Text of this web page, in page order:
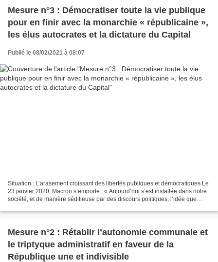
Mesure n°3 : Démocratiser toute la vie publique
pour en finir avec la monarchie « républicaine »,
les élus autocrates et la dictature du Capital
Publié le 08/02/2021 à 08:07
Situation : L’arasement croissant des libertés publiques et démocratiques Le
23 janvier 2020, Macron s’emporte : « Aujourd’hui s’est installée dans notre
société, et de manière séditieuse par des discours politiques, l’idée que
Mesure n°2 : Rétablir l’autonomie communale et
le triptyque administratif en faveur de la
République une et indivisible